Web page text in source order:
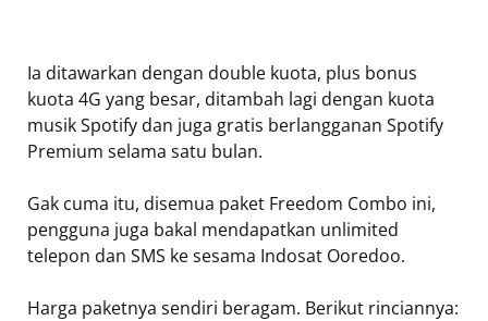
Ia ditawarkan dengan double kuota, plus bonus
kuota 4G yang besar, ditambah lagi dengan kuota
musik Spotify dan juga gratis berlangganan Spotify
Premium selama satu bulan.
Gak cuma itu, disemua paket Freedom Combo ini,
pengguna juga bakal mendapatkan unlimited
telepon dan SMS ke sesama Indosat Ooredoo.
Harga paketnya sendiri beragam. Berikut rinciannya: